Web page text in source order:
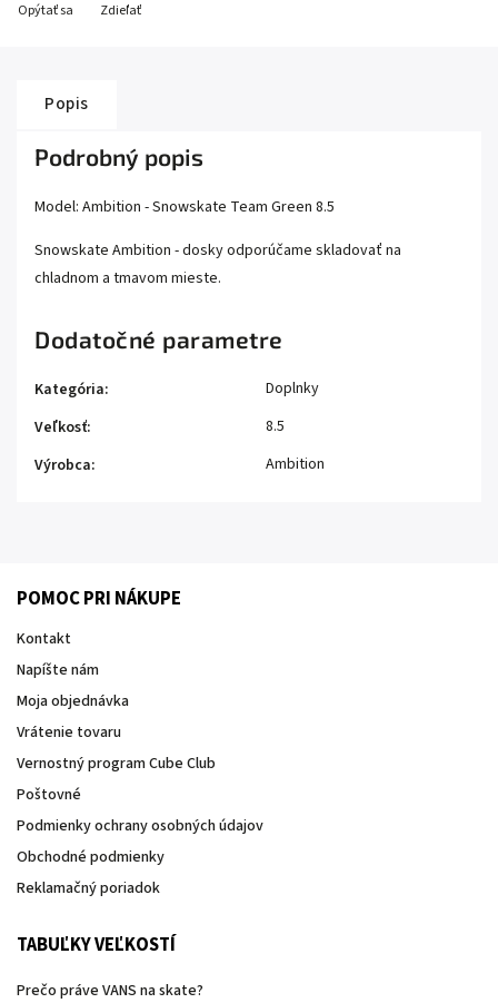
Opýtať sa Zdieľať
Popis
Podrobný popis
Model: Ambition - Snowskate Team Green 8.5
Snowskate Ambition - dosky odporúčame skladovať na
chladnom a tmavom mieste.
Dodatočné parametre
Kategória:
Doplnky
Veľkosť:
8.5
Výrobca: Ambition
POMOC PRI NÁKUPE
Kontakt
Napíšte nám
Moja objednávka
Vrátenie tovaru
Vernostný program Cube Club
Poštovné
Podmienky ochrany osobných údajov
Obchodné podmienky
Reklamačný poriadok
TABUĽKY VEĽKOSTÍ
Prečo práve VANS na skate?